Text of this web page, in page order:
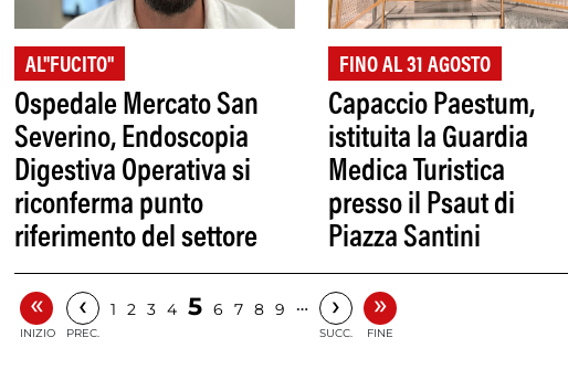
AL"FUCITO"
Ospedale Mercato San
Severino, Endoscopia
Digestiva Operativa si
riconferma punto
riferimento del settore
FINO AL 31 AGOSTO
Capaccio Paestum,
istituita la Guardia
Medica Turistica
presso il Psaut di
Piazza Santini
«
INIZIO
‹
PREC.
1 2 3 4 5 6 7 8 9 … ›
SUCC.
»
FINE